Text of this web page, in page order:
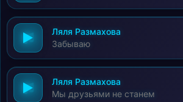
Ляля Размахова
Забываю
Ляля Размахова
Мы друзьями не станем